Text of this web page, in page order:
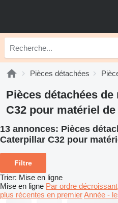
Pièces détachées
Pièces détachées
C32 pour matériel de
13 annonces: Pièces
Caterpillar C32 pour
Filtre
Trier: Mise en ligne
Mise en ligne Par ordre décroissant
plus récentes en premierAnnée -